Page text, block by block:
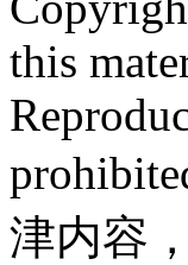
this
津内容